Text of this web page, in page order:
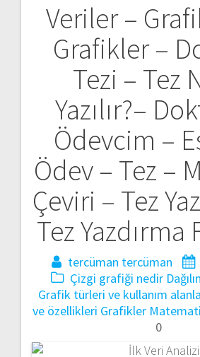
Veriler –
Grafikler –
Tezi – Tez
Yazılır?–
Ödevcim –
Ödev – Tez –
Çeviri – Tez
Tez Yazdırma
tercüman tercüman
Çizgi grafiği nedir
Grafik türleri ve kullanım
ve özellikleri Grafikler
0
Yazı
gezinmesi